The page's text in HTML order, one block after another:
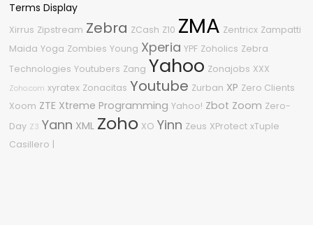
Terms Display
Xirrus Zipstream Zebra ZCash Z10 ZMA Zentricx Zampatti
Maida Yoga Zombies Young Xperia YPF Zoholics Zebra
Technologies Youtubers Zang Yahoo Zonajobs XXX
Zoho.com xyratex Zonacitas Youtube Zurban XP Zero Clients
Xoom ZTE Xtreme Programming Yahoo! Zbot Zoom Zero-
Day Z3 Yann XML Zoho XO Yinn Zeus XProtect xTuple
Casillero |